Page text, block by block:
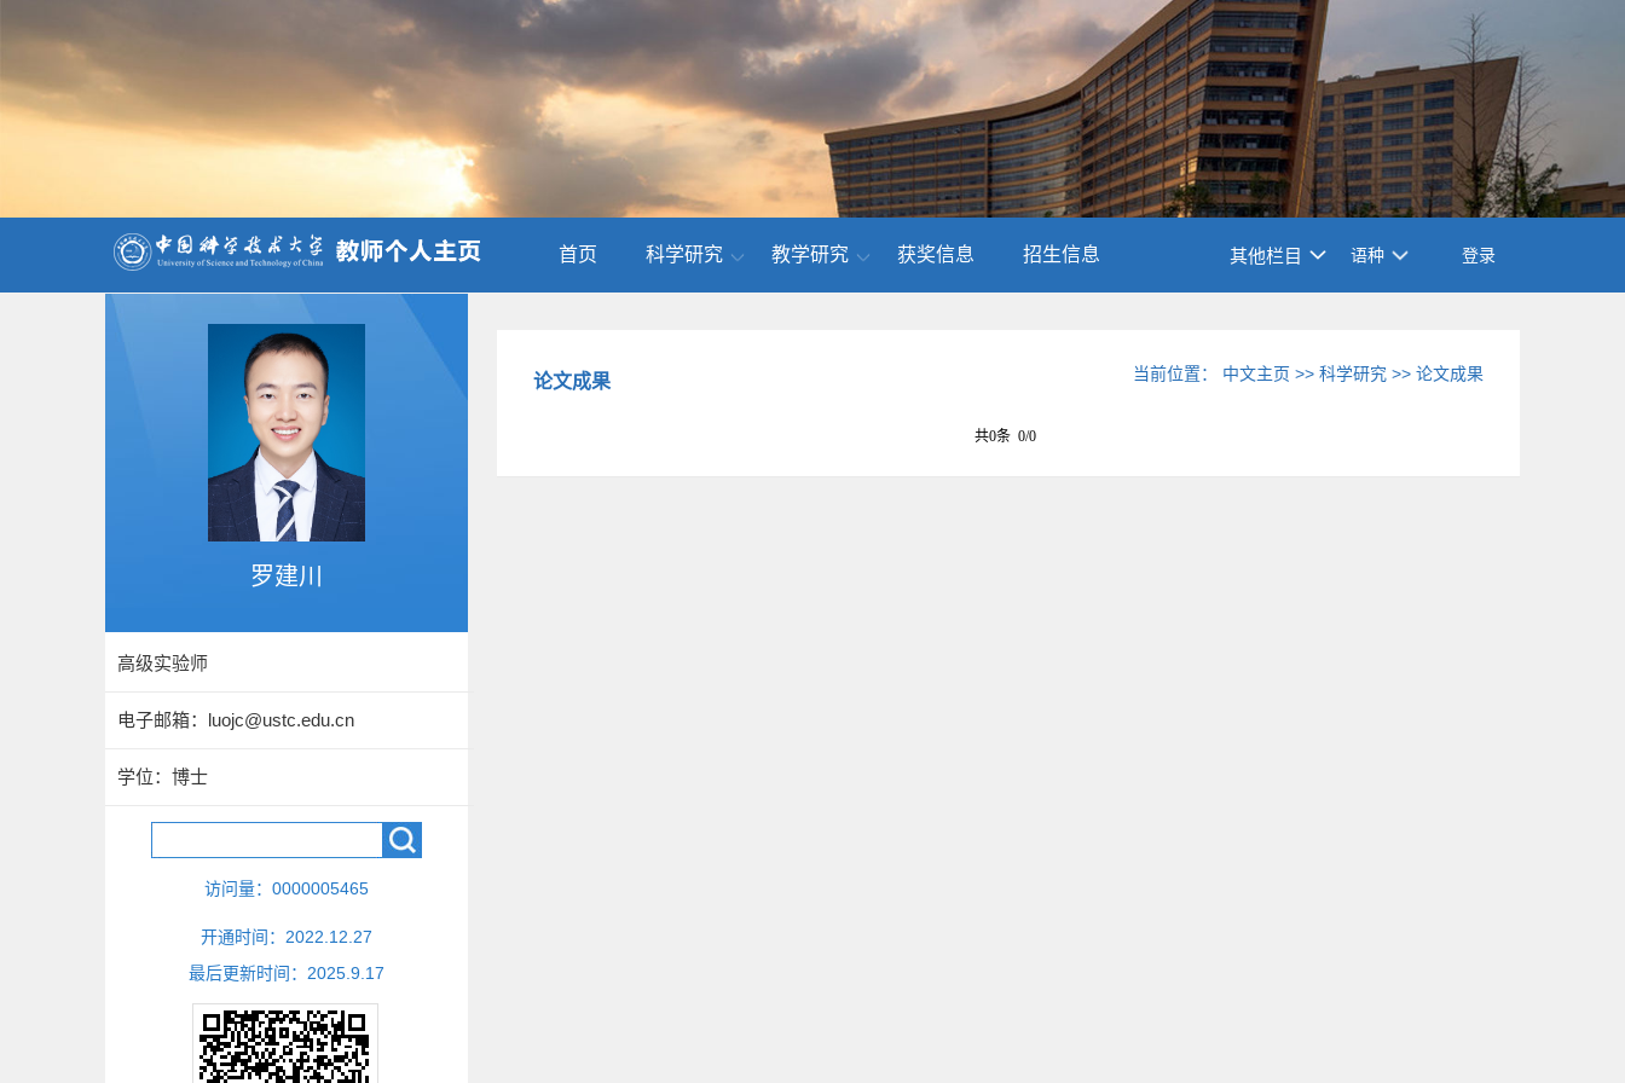
首页 科学研究 教学研究 获奖信息 招生信息 其他栏目 语种 登录
罗建川
高级实验师
电子邮箱： luojc@ustc.edu.cn
学位：博士
访问量： 0000005465
开通时间： 2022 12 27
最后更新时间： 2025 9 17
论文成果 当前位置： 中文主页 >>科学研究 >>论文成果
共0条 0/0